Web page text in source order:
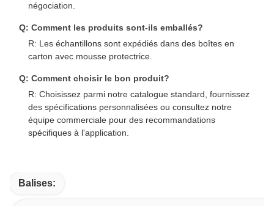
négociation.
Q: Comment les produits sont-ils emballés?
R: Les échantillons sont expédiés dans des boîtes en
carton avec mousse protectrice.
Q: Comment choisir le bon produit?
R: Choisissez parmi notre catalogue standard, fournissez
des spécifications personnalisées ou consultez notre
équipe commerciale pour des recommandations
spécifiques à l'application.
Balises: